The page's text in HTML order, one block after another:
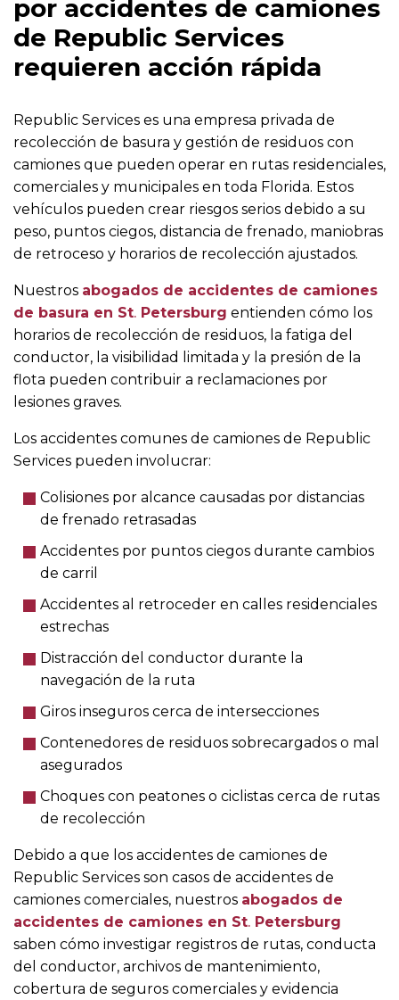
por accidentes de camiones
de Republic Services
requieren acción rápida
Republic Services es una empresa privada de
recolección de basura y gestión de residuos con
camiones que pueden operar en rutas residenciales,
comerciales y municipales en toda Florida. Estos
vehículos pueden crear riesgos serios debido a su
peso, puntos ciegos, distancia de frenado, maniobras
de retroceso y horarios de recolección ajustados.
Nuestros abogados de accidentes de camiones
de basura en St. Petersburg entienden cómo los
horarios de recolección de residuos, la fatiga del
conductor, la visibilidad limitada y la presión de la
flota pueden contribuir a reclamaciones por
lesiones graves.
Los accidentes comunes de camiones de Republic
Services pueden involucrar:
Colisiones por alcance causadas por distancias
de frenado retrasadas
Accidentes por puntos ciegos durante cambios
de carril
Accidentes al retroceder en calles residenciales
estrechas
Distracción del conductor durante la
navegación de la ruta
Giros inseguros cerca de intersecciones
Contenedores de residuos sobrecargados o mal
asegurados
Choques con peatones o ciclistas cerca de rutas
de recolección
Debido a que los accidentes de camiones de
Republic Services son casos de accidentes de
camiones comerciales, nuestros abogados de
accidentes de camiones en St. Petersburg
saben cómo investigar registros de rutas, conducta
del conductor, archivos de mantenimiento,
cobertura de seguros comerciales y evidencia